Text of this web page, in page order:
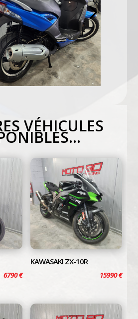
VÉHICULES
6790€
KAWASAKI ZX-10R
15990€